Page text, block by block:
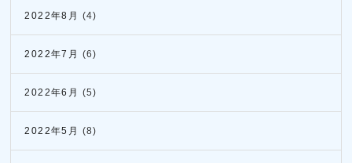
2022年8月 (4)
2022年7月 (6)
2022年6月 (5)
2022年5月 (8)